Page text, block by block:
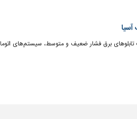
برق فشار ضعیف و متوسط، سیستم‌های